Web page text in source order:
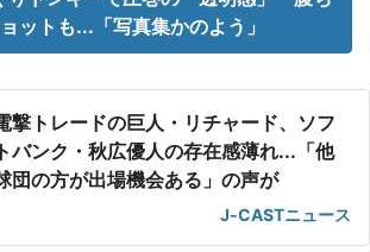
ットも...「写真集かのよう」
撃トレードの巨人・リチャード、ソフ
トバンク・秋広優人の存在感薄れ...「他
団の方が出場機会ある」の声が
J-CASTニュース